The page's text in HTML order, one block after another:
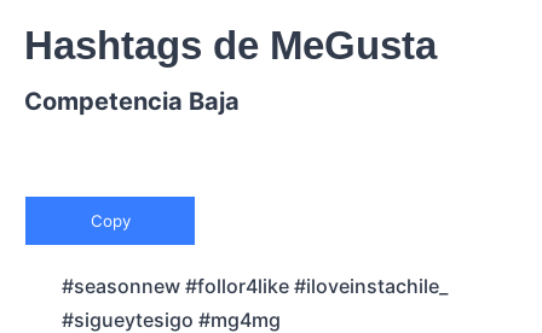
Hashtags de MeGusta
Competencia Baja
Copy
#seasonnew #follor4like #iloveinstachile_
#sigueytesigo #mg4mg